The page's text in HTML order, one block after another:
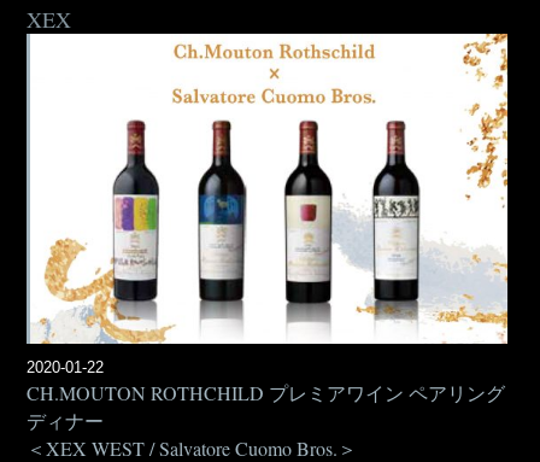
XEX
2020-01-22
CH.MOUTON ROTHCHILD プレミアワイン ペアリング
ディナー
＜XEX WEST / Salvatore Cuomo Bros.＞